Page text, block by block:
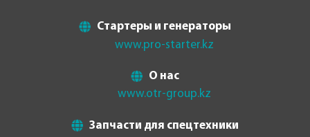
Стартеры и генераторы
www.pro-starter.kz
О нас
www.otr-group.kz
Запчасти для спецтехники